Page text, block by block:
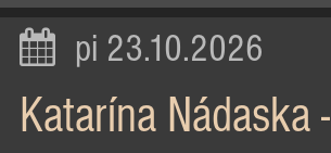
pi 23.10.2026
Katarína Nádaska -